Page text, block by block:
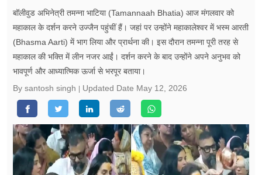
गैलरी
वीडियो
रिलेशनशिप
जीवन मंत्रा
फूड
सेहत
बॉलीवुड अभिनेत्री तमन्ना भाटिया (Tamannaah Bhatia) आज मंगलवार को
महाकाल के दर्शन करने उज्जैन पहुंचीं हैं। जहां पर उन्होंने महाकालेश्वर में भस्म आरती
(Bhasma Aarti) में भाग लिया और प्रार्थना की। इस दौरान तमन्ना पूरी तरह से
महाकाल की भक्ति में लीन नजर आईं। दर्शन करने के बाद उन्होंने अपने अनुभव को
भावपूर्ण और आध्यात्मिक ऊर्जा से भरपूर बताया।
By santosh singh
Updated Date May 12, 2026